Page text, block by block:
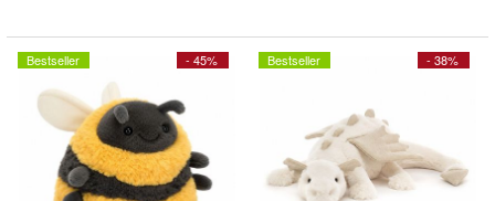
- 45%
Bestseller - 38%
Bestseller